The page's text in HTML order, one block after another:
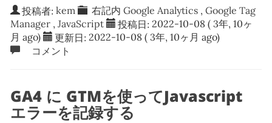
投稿者: kem 右記内Google Analytics ,Google Tag
Manager , JavaScript 投稿日: 2022-10-08 ( 3年, 10ヶ
月 ago)
更新日: 2022-10-08 ( 3年, 10ヶ月 ago)
コメント
GA4 に GTMを使ってJavascript
エラーを記録する